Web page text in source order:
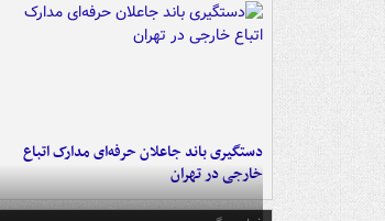
دستگیری باند جاعلان حرفه‌ای مدارک اتباع
خارجی در تهران